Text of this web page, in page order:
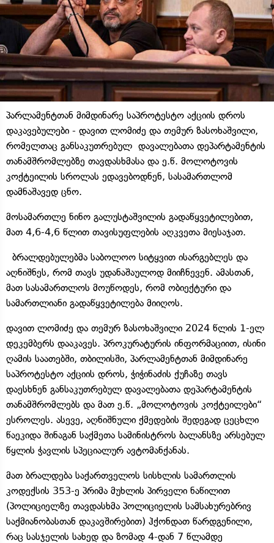
პარლამენტთან მიმდინარე საპროტესტო აქციის დროს
დაკავებულები - დავით ლომიძე და თემურ ზასოხაშვილი,
რომელთაც განსაკუთრებულ დავალებათა დეპარტამენტის
თანამშრომლებზე თავდასხმასა და ე.წ. მოლოტოვის
კოქტეილის სროლას ედავებოდნენ, სასამართლომ
დამნაშავედ ცნო.
მოსამართლე ნინო გალუსტაშვილის გადაწყვეტილებით,
მათ 4,6-4,6 წლით თავისუფლების აღკვეთა მიესაჯათ.
ბრალდებულებმა საბოლოო სიტყვით ისარგებლეს და
აღნიშნეს, რომ თავს უდანაშაულოდ მიიჩნევენ. ამასთან,
მათ სასამართლოს მოუწოდეს, რომ ობიექტური და
სამართლიანი გადაწყვეტილება მიიღოს.
დავით ლომიძე და თემურ ზასოხაშვილი 2024 წლის 1-ელ
დეკემბერს დააკავეს. პროკურატურის ინფორმაციით, ისინი
ღამის საათებში, თბილისში, პარლამენტთან მიმდინარე
საპროტესტო აქციის დროს, ჭიჭინაძის ქუჩაზე თავს
დაესხნენ განსაკუთრებულ დავალებათა დეპარტამენტის
თანამშრომლებს და მათ ე.წ. „მოლოტოვის კოქტეილები“
ესროლეს. ასევე, აღნიშნული ქმედების შედეგად ცეცხლი
წაეკიდა შინაგან საქმეთა სამინისტროს ბალანსზე არსებულ
წყლის ჭავლის სპეციალურ ავტომანქანას.
მათ ბრალდება საქართველოს სისხლის სამართლის
კოდექსის 353-ე პრიმა მუხლის პირველი ნაწილით
(პოლიციელზე თავდასხმა პოლიციელის სამსახურებრივ
საქმიანობასთან დაკავშირებით) ჰქონდათ წარდგენილი,
რაც სასჯელის სახედ და ზომად 4-დან 7 წლამდე